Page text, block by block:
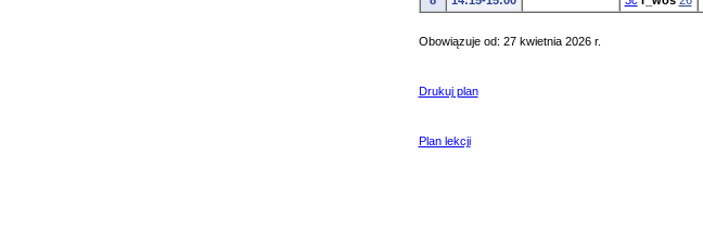
Obowiązuje od: 27 kwietnia 2026 r.
Drukuj plan
Plan lekcji